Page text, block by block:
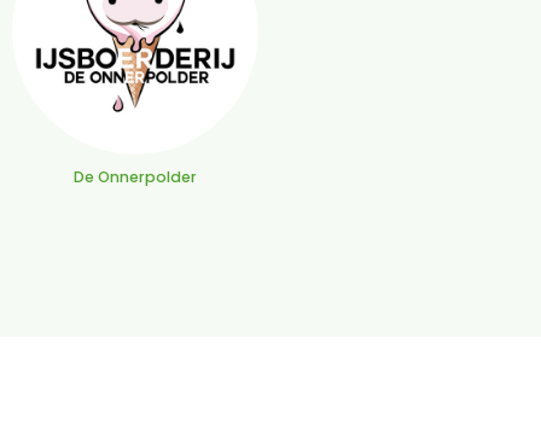
De Onnerpolder